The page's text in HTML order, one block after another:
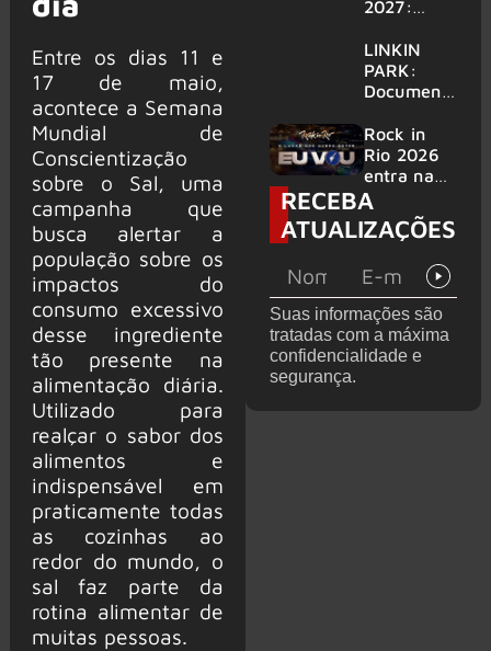
Entre os dias 11 e
17 de maio,
acontece a Semana
Mundial de
Conscientização
sobre o Sal, uma
campanha que
busca alertar a
população sobre os
impactos do
consumo excessivo
desse ingrediente
tão presente na
alimentação diária.
Utilizado para
realçar o sabor dos
alimentos e
indispensável em
praticamente todas
as cozinhas ao
redor do mundo, o
sal faz parte da
rotina alimentar de
muitas pessoas.
volta ao
6 shows
2027:
amplia
line-up e
já
mais de 50
bandas
LINKIN
PARK:
Document
‘Unshatter’
e álbum ao
vivo são
anunciados
Rock in
Rio 2026
entra na
reta final
com
Cidade do
montagem
acelerada
e line-up
completo
confirmad
RECEBA
ATUALIZAÇÕES
Suas informações são
tratadas com a máxima
confidencialidade e
segurança.